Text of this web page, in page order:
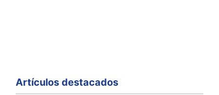
Artículos destacados